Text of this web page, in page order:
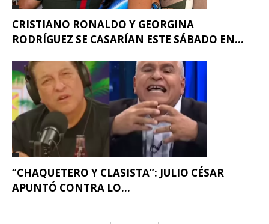
CRISTIANO RONALDO Y GEORGINA
RODRÍGUEZ SE CASARÍAN ESTE SÁBADO EN...
“CHAQUETERO Y CLASISTA”: JULIO CÉSAR
APUNTÓ CONTRA LO...